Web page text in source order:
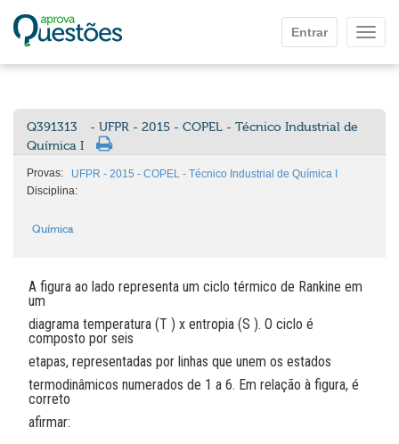
Entrar
Q391313
- UFPR - 2015 - COPEL - Técnico Industrial de
Química I
Provas:
UFPR - 2015 - COPEL - Técnico Industrial de Química I
Disciplina:
Química
A figura ao lado representa um ciclo térmico de Rankine em
um
diagrama temperatura (T ) x entropia (S ). O ciclo é
composto por seis
etapas, representadas por linhas que unem os estados
termodinâmicos numerados de 1 a 6. Em relação à figura, é
correto
afirmar: